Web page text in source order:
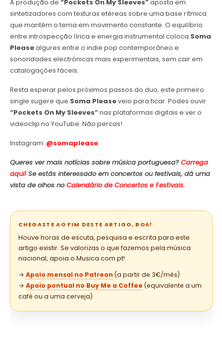
A produção de “Pockets On My Sleeves”aposta em
sintetizadores com texturas etéreas sobre uma base rítmica
que mantém o tema em movimento constante. O equilíbrio
entre introspecção lírica e energia instrumental coloca Soma
Pleasealgures entre o indie pop contemporâneo e
sonoridades electrónicas mais experimentais, sem cair em
catalogações fáceis.
Resta esperar pelos próximos passos do duo, este primeiro
single sugere que Soma Pleaseveio para ficar. Podes ouvir
“Pockets On My Sleeves”nas plataformas digitais e ver o
videoclip no YouTube. Não percas!
Instagram: @somaplease
Queres ver mais notícias sobre música portuguesa?Carrega
aqui! Se estás interessado em concertos ou festivais, dá uma
vista de olhos noCalendário de Concertos e Festivais.
CHEGASTE AO FIM DESTE ARTIGO, BOA!
Houve horas de escuta, pesquisa e escrita para este
artigo existir. Se valorizas o que fazemos pela música
nacional, apoia o Musica.com.pt!
→ Apoio mensal no Patreon (a partir de 3€/mês)
→ Apoio pontual no Buy Me a Coffee (equivalente a um
café ou a uma cerveja)